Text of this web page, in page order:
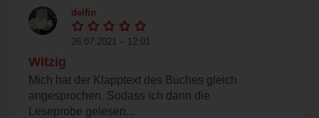
delfin
26.07.2021 – 12:01
Witzig
Mich hat der Klapptext des Buches gleich
angesprochen. Sodass ich dann die
Leseprobe gelesen...